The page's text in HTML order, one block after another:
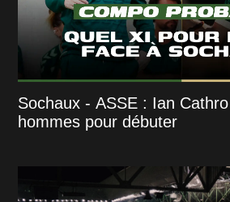
Sochaux - ASSE : Ian
hommes pour débuter